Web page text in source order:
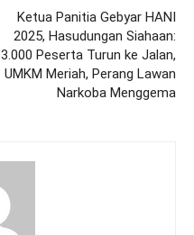
Ketua Panitia Gebyar HANI
2025, Hasudungan Siahaan:
3.000 Peserta Turun ke Jalan,
UMKM Meriah, Perang Lawan
Narkoba Menggema